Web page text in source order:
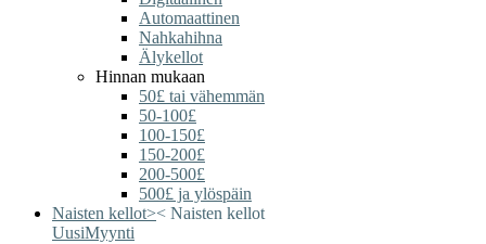
Automaattinen
Nahkahihna
Älykellot
Hinnan mukaan
50£ tai vähemmän
50-100£
100-150£
150-200£
200-500£
500£ ja ylöspäin
Naisten kellot>< Naisten kellot
UusiMyynti